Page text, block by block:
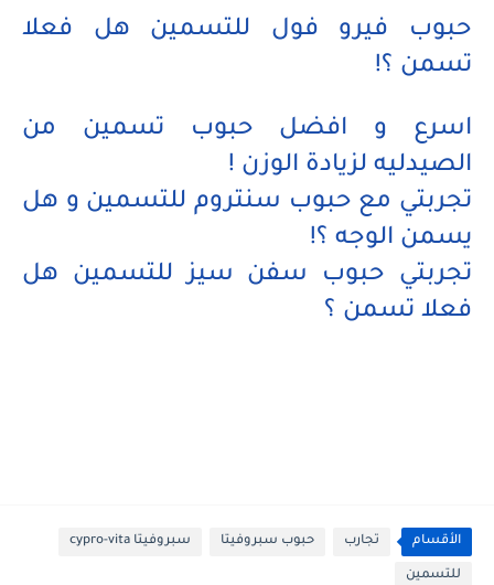
حبوب فيرو فول للتسمين هل فعلا
تسمن ؟!
اسرع و افضل حبوب تسمين من
الصيدليه لزيادة الوزن !
تجربتي مع حبوب سنتروم للتسمين و هل
يسمن الوجه ؟!
تجربتي حبوب سفن سيز للتسمين هل
فعلا تسمن ؟
الأقسام تجارب حبوب سبروفيتا سبروفيتا cypro-vita
للتسمين